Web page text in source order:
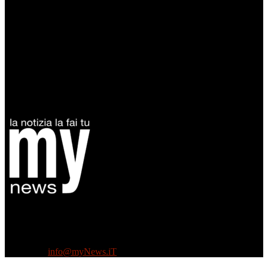
info@myNews.iT